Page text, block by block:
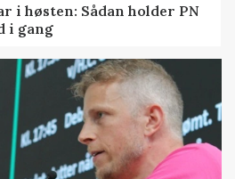
i høsten: Sådan holder PN
i gang